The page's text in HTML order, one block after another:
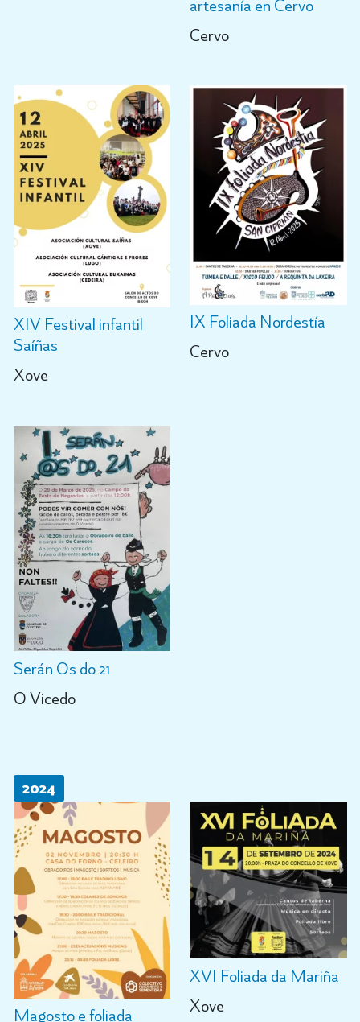
artesanía en Cervo
Cervo
XIV Festival infantil
Saíñas
Xove
IX Foliada Nordestía
Cervo
Serán Os do 21
O Vicedo
2024
Magosto e foliada
XVI Foliada da Mariña
Xove